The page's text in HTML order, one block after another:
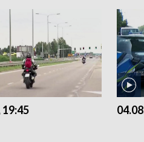
19:45